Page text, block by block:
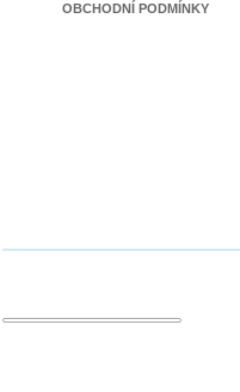
OBCHODNÍ PODMÍNKY